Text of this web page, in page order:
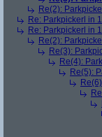
Re(2):
Re: Parkpickerl in
Re: Parkpickerl in
Re(2):
Re(3):
Re(4):
Re(5):